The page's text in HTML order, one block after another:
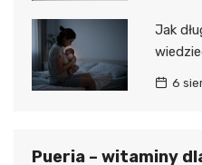
Jak
6
Pueria – witaminy